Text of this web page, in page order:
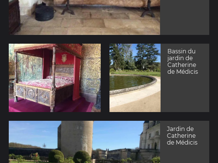
Bassin du
jardin de
Catherine
de Médicis
Jardin de
Catherine
de Médicis